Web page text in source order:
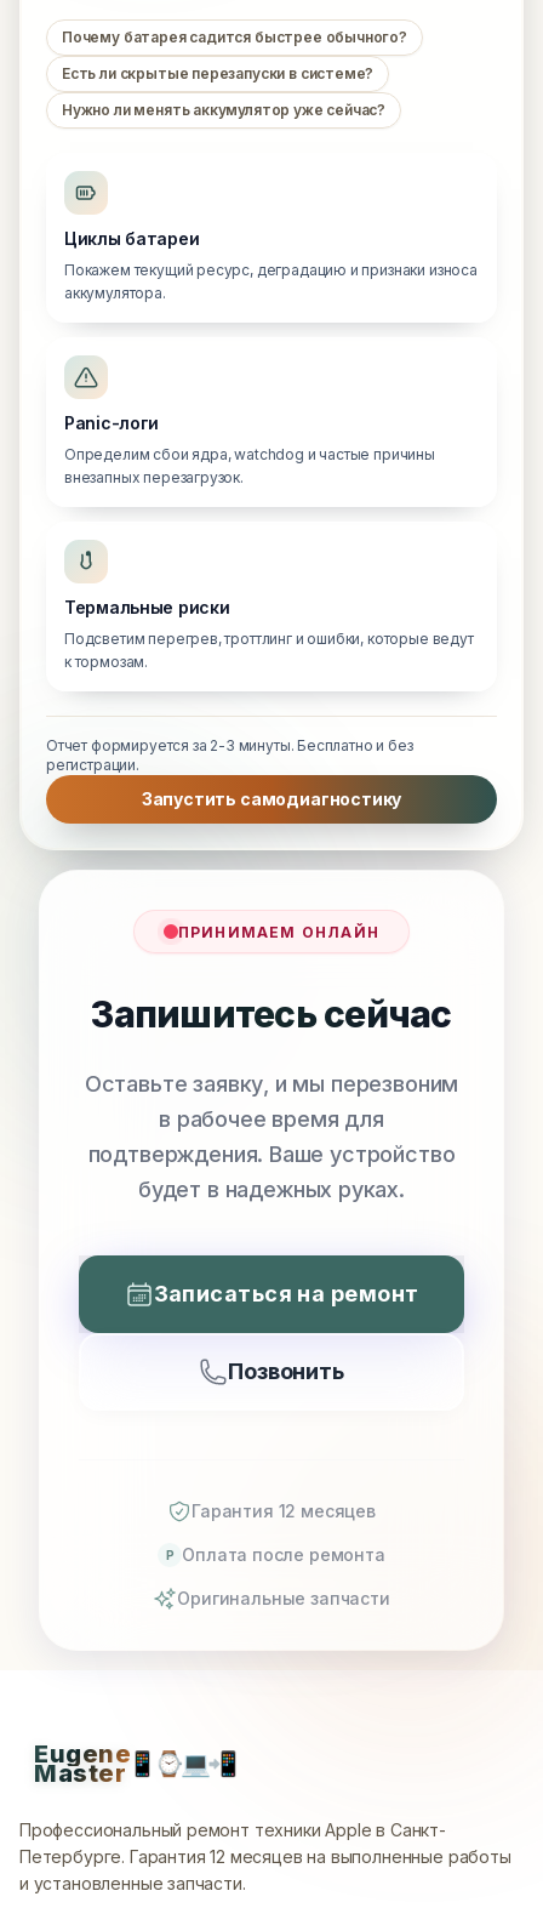
Почему батарея садится быстрее обычного?
Есть ли скрытые перезапуски в системе?
Нужно ли менять аккумулятор уже сейчас?
Циклы батареи
Покажем текущий ресурс, деградацию и признаки износа
аккумулятора.
Panic-логи
Определим сбои ядра, watchdog и частые причины
внезапных перезагрузок.
Термальные риски
Подсветим перегрев, троттлинг и ошибки, которые ведут
к тормозам.
Отчет формируется за 2-3 минуты. Бесплатно и без
регистрации.
Запустить самодиагностику
ПРИНИМАЕМ ОНЛАЙН
Запишитесь сейчас
Оставьте заявку, и мы перезвоним
в рабочее время для
подтверждения. Ваше устройство
будет в надежных руках.
Записаться на ремонт
Позвонить
Гарантия 12 месяцев
P Оплата после ремонта
Оригинальные запчасти
Eugene
Master📱 ⌚💻📲
Профессиональный ремонт техники Apple в Санкт-
Петербурге. Гарантия 12 месяцев на выполненные работы
и установленные запчасти.